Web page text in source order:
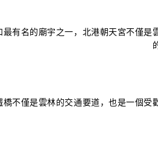
最有名的廟宇之一，北港朝天宮不僅
橋不僅是雲林的交通要道，也是一個